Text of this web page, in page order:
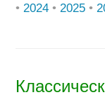
• 2024 • 2025 •